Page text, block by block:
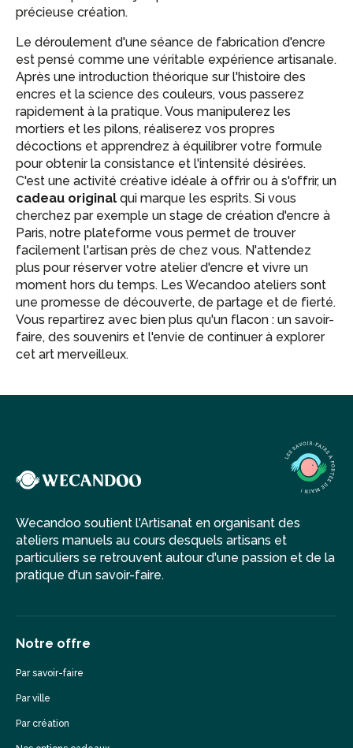
précieuse création.
Le déroulement d'une séance de fabrication d'encre
est pensé comme une véritable expérience artisanale.
Après une introduction théorique sur l'histoire des
encres et la science des couleurs, vous passerez
rapidement à la pratique. Vous manipulerez les
mortiers et les pilons, réaliserez vos propres
décoctions et apprendrez à équilibrer votre formule
pour obtenir la consistance et l'intensité désirées.
C'est une activité créative idéale à offrir ou à s'offrir, un
cadeau original qui marque les esprits. Si vous
cherchez par exemple un stage de création d'encre à
Paris, notre plateforme vous permet de trouver
facilement l'artisan près de chez vous. N'attendez
plus pour réserver votre atelier d'encre et vivre un
moment hors du temps. Les Wecandoo ateliers sont
une promesse de découverte, de partage et de fierté.
Vous repartirez avec bien plus qu'un flacon : un savoir-
faire, des souvenirs et l'envie de continuer à explorer
cet art merveilleux.
Wecandoo soutient l'Artisanat en organisant des
ateliers manuels au cours desquels artisans et
particuliers se retrouvent autour d'une passion et de la
pratique d'un savoir-faire.
Notre offre
Par savoir-faire
Par ville
Par création